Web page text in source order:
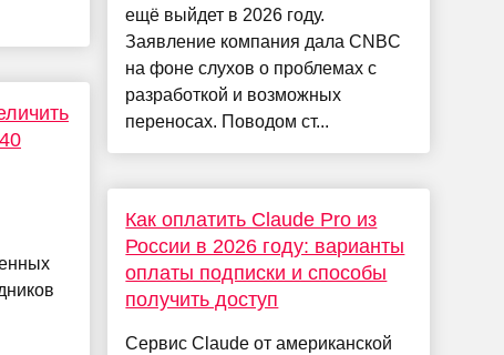
ещё выйдет в 2026 году.
Заявление компания дала CNBC
на фоне слухов о проблемах с
разработкой и возможных
переносах. Поводом ст...
Как оплатить Claude Pro из
России в 2026 году: варианты
оплаты подписки и способы
получить доступ
Сервис Claude от американской